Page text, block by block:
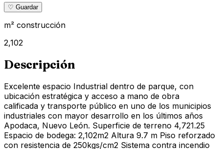
♡ Guardar
m² construcción
2,102
Descripción
Excelente espacio Industrial dentro de parque, con
ubicación estratégica y acceso a mano de obra
calificada y transporte público en uno de los municipios
industriales con mayor desarrollo en los últimos años
Apodaca, Nuevo León. Superficie de terreno 4,721.25
Espacio de bodega: 2,102m2 Altura 9.7 m Piso reforzado
con resistencia de 250kgs/cm2 Sistema contra incendio